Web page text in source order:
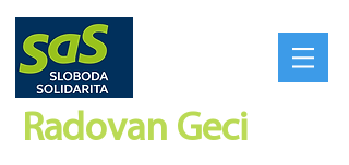
Radovan Geci​